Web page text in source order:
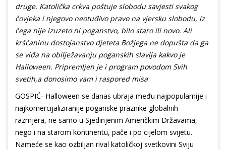
druge. Katolička crkva poštuje slobodu savjesti svakog
čovjeka i njegovo neotuđivo pravo na vjersku slobodu, iz
čega nije izuzeto ni poganstvo, bilo staro ili novo. Ali
kršćaninu dostojanstvo djeteta Božjega ne dopušta da ga
se viđa na obilježavanju poganskih slavlja kakvo je
Halloween. Pripremljen je i program povodom Svih
svetih,a donosimo vam i raspored misa
GOSPIĆ- Halloween se danas ubraja među najpopularnije i
najkomercijaliziranije poganske praznike globalnih
razmjera, ne samo u Sjedinjenim Američkim Državama,
nego i na starom kontinentu, pače i po cijelom svijetu.
Nameće se kao ozbiljan rival katoličkoj svetkovini Sviju